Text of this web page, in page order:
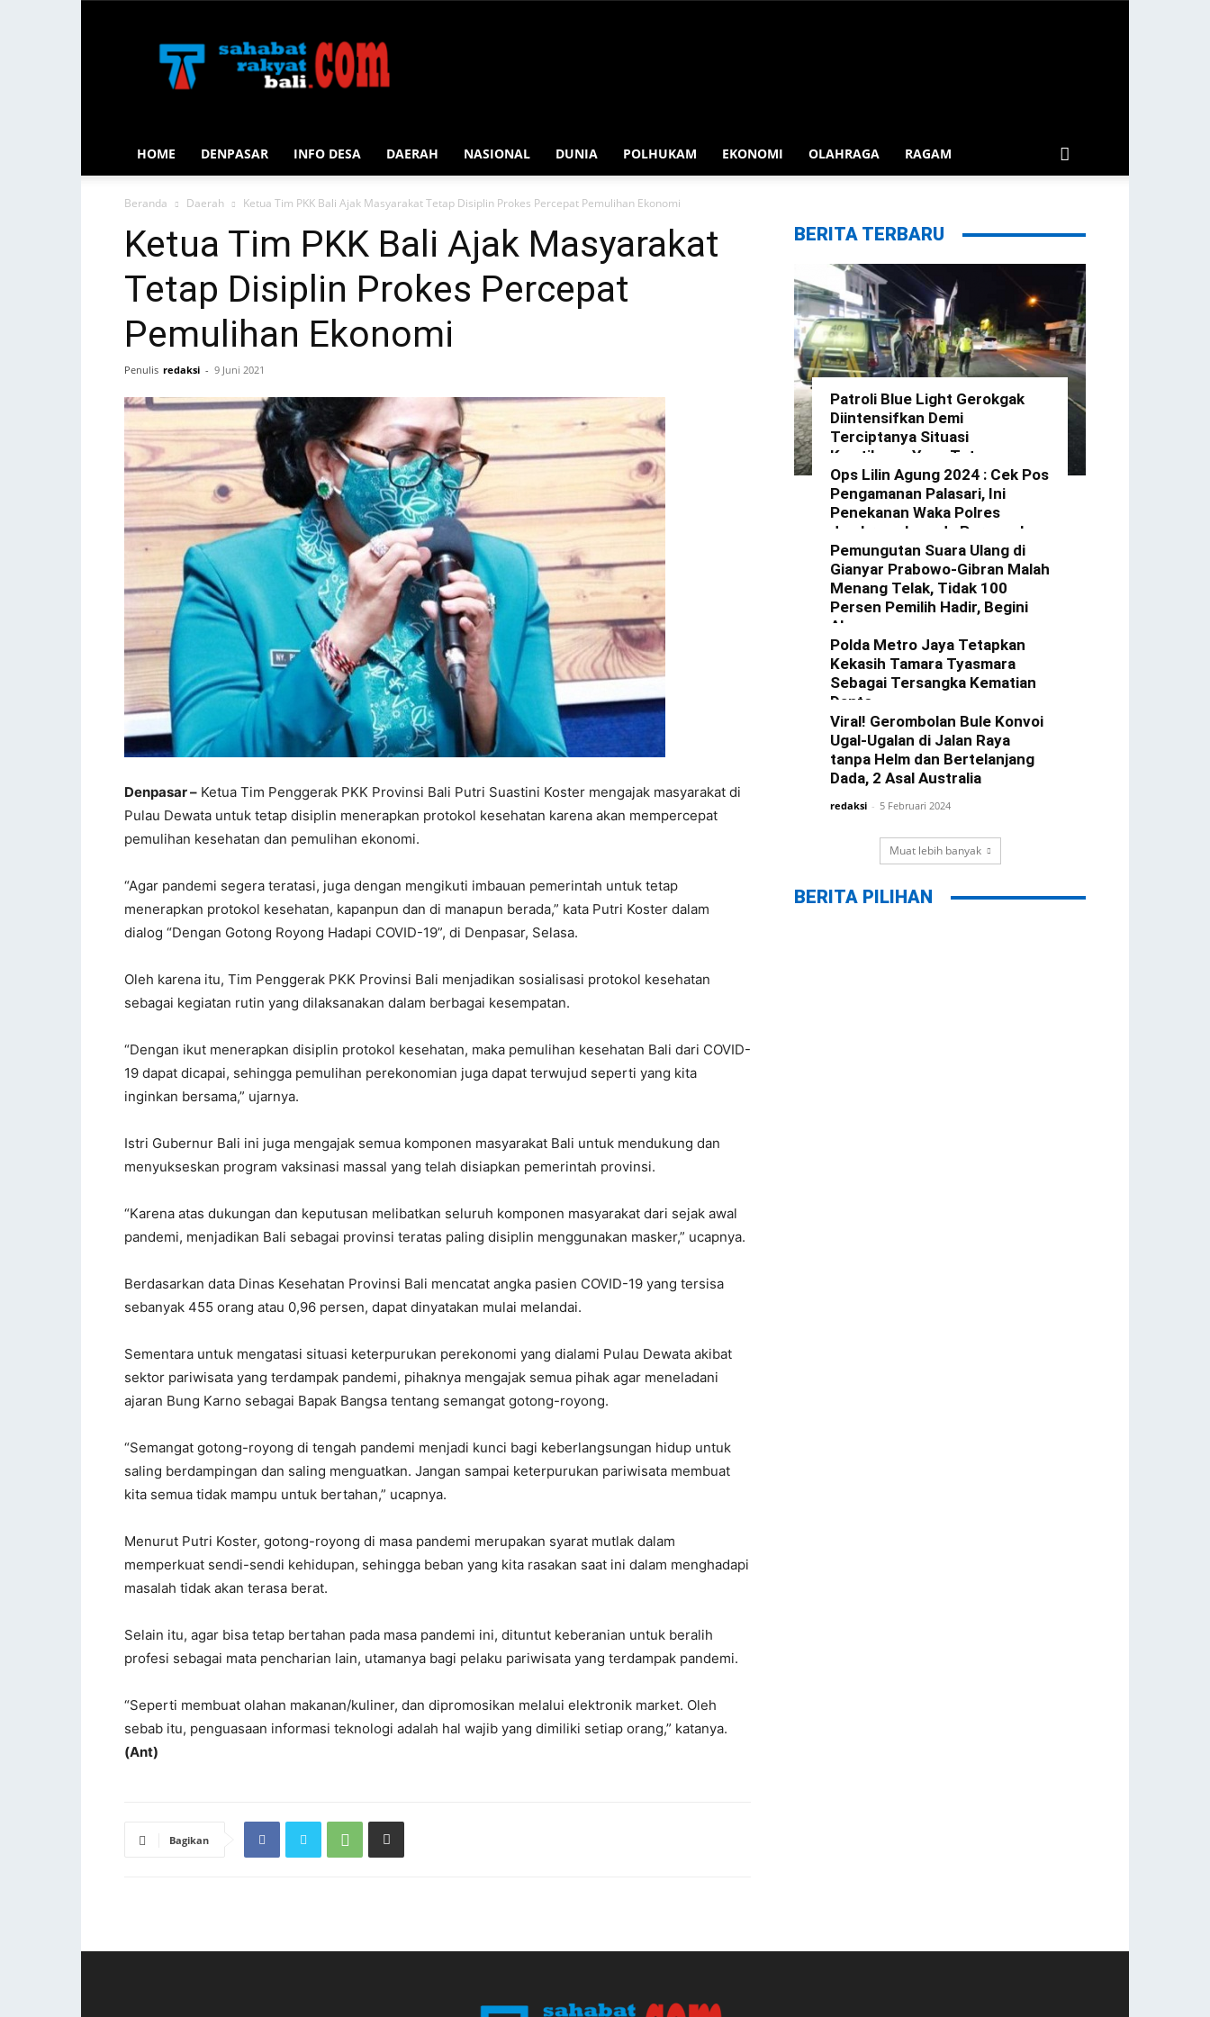
Rakyat
Bali
HOME DENPASAR INFO DESA DAERAH NASIONAL DUNIA POLHUKAM EKONOMI OLAHRAGA RAGAM
Beranda Daerah Ketua Tim PKK Bali Ajak Masyarakat Tetap Disiplin Prokes Percepat Pemulihan Ekonomi
Ketua Tim PKK Bali Ajak Masyarakat
Tetap Disiplin Prokes Percepat
Pemulihan Ekonomi
Penulis redaksi - 9 Juni 2021
Denpasar – Ketua Tim Penggerak PKK Provinsi Bali Putri Suastini Koster mengajak masyarakat di
Pulau Dewata untuk tetap disiplin menerapkan protokol kesehatan karena akan mempercepat
pemulihan kesehatan dan pemulihan ekonomi.
“Agar pandemi segera teratasi, juga dengan mengikuti imbauan pemerintah untuk tetap
menerapkan protokol kesehatan, kapanpun dan di manapun berada,” kata Putri Koster dalam
dialog “Dengan Gotong Royong Hadapi COVID-19”, di Denpasar, Selasa.
Oleh karena itu, Tim Penggerak PKK Provinsi Bali menjadikan sosialisasi protokol kesehatan
sebagai kegiatan rutin yang dilaksanakan dalam berbagai kesempatan.
“Dengan ikut menerapkan disiplin protokol kesehatan, maka pemulihan kesehatan Bali dari COVID-
19 dapat dicapai, sehingga pemulihan perekonomian juga dapat terwujud seperti yang kita
inginkan bersama,” ujarnya.
Istri Gubernur Bali ini juga mengajak semua komponen masyarakat Bali untuk mendukung dan
menyukseskan program vaksinasi massal yang telah disiapkan pemerintah provinsi.
“Karena atas dukungan dan keputusan melibatkan seluruh komponen masyarakat dari sejak awal
pandemi, menjadikan Bali sebagai provinsi teratas paling disiplin menggunakan masker,” ucapnya.
Berdasarkan data Dinas Kesehatan Provinsi Bali mencatat angka pasien COVID-19 yang tersisa
sebanyak 455 orang atau 0,96 persen, dapat dinyatakan mulai melandai.
Sementara untuk mengatasi situasi keterpurukan perekonomi yang dialami Pulau Dewata akibat
sektor pariwisata yang terdampak pandemi, pihaknya mengajak semua pihak agar meneladani
ajaran Bung Karno sebagai Bapak Bangsa tentang semangat gotong-royong.
“Semangat gotong-royong di tengah pandemi menjadi kunci bagi keberlangsungan hidup untuk
saling berdampingan dan saling menguatkan. Jangan sampai keterpurukan pariwisata membuat
kita semua tidak mampu untuk bertahan,” ucapnya.
Menurut Putri Koster, gotong-royong di masa pandemi merupakan syarat mutlak dalam
memperkuat sendi-sendi kehidupan, sehingga beban yang kita rasakan saat ini dalam menghadapi
masalah tidak akan terasa berat.
Selain itu, agar bisa tetap bertahan pada masa pandemi ini, dituntut keberanian untuk beralih
profesi sebagai mata pencharian lain, utamanya bagi pelaku pariwisata yang terdampak pandemi.
“Seperti membuat olahan makanan/kuliner, dan dipromosikan melalui elektronik market. Oleh
sebab itu, penguasaan informasi teknologi adalah hal wajib yang dimiliki setiap orang,” katanya.
(Ant)
Bagikan
BERITA TERBARU
Patroli Blue Light Gerokgak
Diintensifkan Demi
Terciptanya Situasi
Kamtibmas Yang Tetap
Kondusif Di Wilkum Gerokgak
redaksi - 3 Januari 2025
Ops Lilin Agung 2024 : Cek Pos
Pengamanan Palasari, Ini
Penekanan Waka Polres
Jembrana kepada Personel
Yang Bertugas
redaksi - 23 Desember 2024
Pemungutan Suara Ulang di
Gianyar Prabowo-Gibran Malah
Menang Telak, Tidak 100
Persen Pemilih Hadir, Begini
Alasannya
redaksi - 22 Februari 2024
Polda Metro Jaya Tetapkan
Kekasih Tamara Tyasmara
Sebagai Tersangka Kematian
Dante
redaksi - 12 Februari 2024
Viral! Gerombolan Bule Konvoi
Ugal-Ugalan di Jalan Raya
tanpa Helm dan Bertelanjang
Dada, 2 Asal Australia
redaksi - 5 Februari 2024
Muat lebih banyak
BERITA PILIHAN